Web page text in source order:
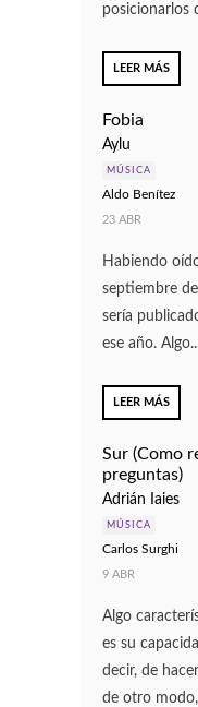
posicionarlos
LEER MÁS
Fobia
Aylu
MÚSICA
Aldo Benítez
23 ABR
Habiendo
septiembre
sería
ese año.
LEER MÁS
Sur (Como
preguntas)
Adrián Iaies
MÚSICA
Carlos Surghi
9 ABR
Algo
es su
decir, de
de otro modo,